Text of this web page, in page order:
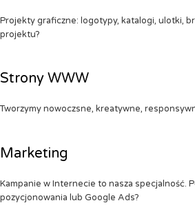
Projekty graficzne: logotypy, katalogi, ulotki,
projektu?
Strony WWW
Tworzymy nowoczsne, kreatywne,
Marketing
Kampanie w Internecie to nasza specjalność.
pozycjonowania lub Google Ads?